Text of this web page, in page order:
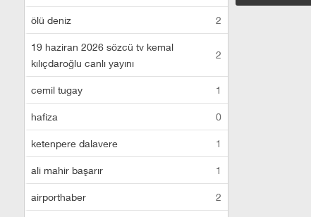
ölü deniz 2
19 haziran 2026 sözcü tv kemal
kılıçdaroğlu canlı yayını
2
cemil tugay 1
hafiza 0
ketenpere dalavere 1
ali mahir başarır 1
airporthaber 2